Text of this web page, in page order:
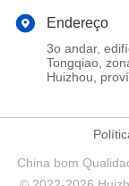
Endereço
3o andar,
Tongqiao,
Huizhou,
China bom